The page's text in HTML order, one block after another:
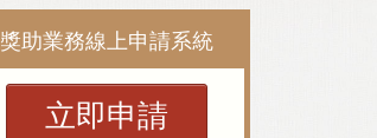
獎助業務線上申請系統
立即申請